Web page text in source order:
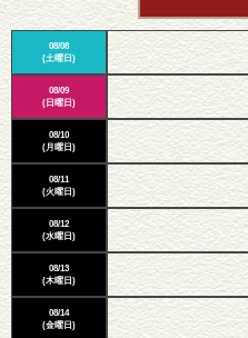
08/08
(土曜日)
08/09
(日曜日)
08/10
(月曜日)
08/11
(火曜日)
08/12
(水曜日)
08/13
(木曜日)
08/14
(金曜日)